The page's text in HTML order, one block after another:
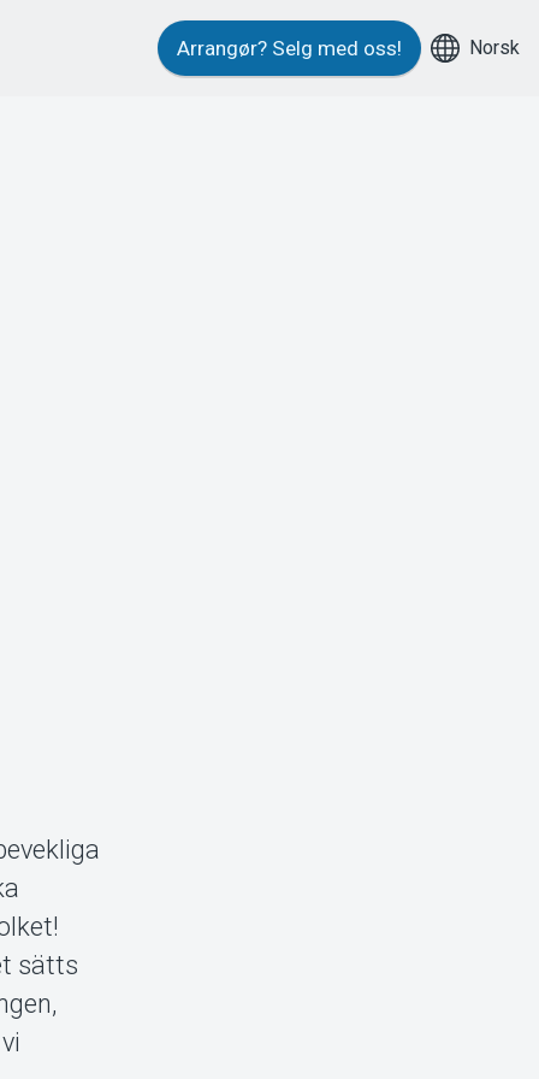
Arrangør? Selg med oss! Norsk
sätts